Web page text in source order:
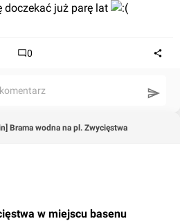
doczekać już parę lat
0
Brama wodna na pl. Zwycięstwa
w miejscu basenu